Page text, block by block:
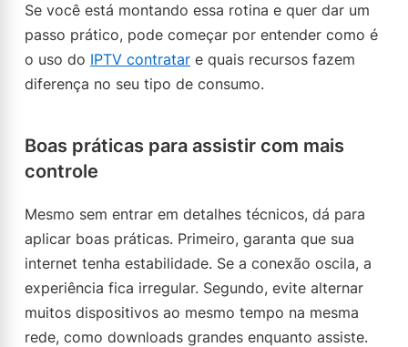
Se você está montando essa rotina e quer dar um
passo prático, pode começar por entender como é
o uso do IPTV contratar e quais recursos fazem
diferença no seu tipo de consumo.
Boas práticas para assistir com mais
controle
Mesmo sem entrar em detalhes técnicos, dá para
aplicar boas práticas. Primeiro, garanta que sua
internet tenha estabilidade. Se a conexão oscila, a
experiência fica irregular. Segundo, evite alternar
muitos dispositivos ao mesmo tempo na mesma
rede, como downloads grandes enquanto assiste.